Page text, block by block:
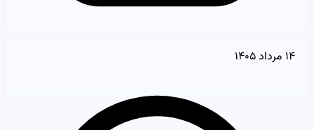
۱۴ مرداد ۱۴۰۵